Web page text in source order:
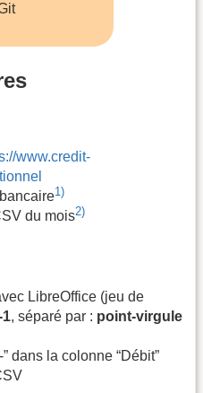
www.credit-
1)
du mois2)
LibreOffice (jeu de
1, séparé par : point-virgule
dans la colonne “Débit”